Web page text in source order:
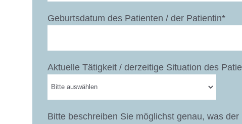
Geburtsdatum des Patienten / der Patientin*
Aktuelle Tätigkeit / derzeitige Situation des
Bitte beschreiben Sie möglichst genau, was